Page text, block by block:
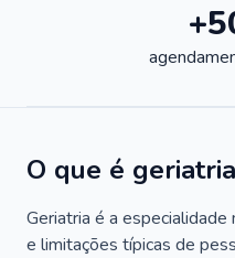
O que é
Geriatria é a
e limitações típicas de